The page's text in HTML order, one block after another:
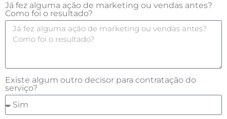
Já fez alguma ação de marketing ou vendas antes?
Como foi o resultado?
Existe algum outro decisor para contratação do
serviço?